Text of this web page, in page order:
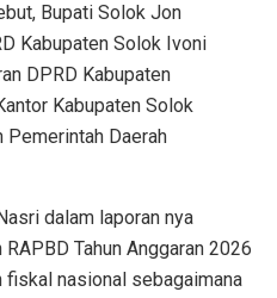
Bupati Solok Jon
Kabupaten Solok Ivoni
DPRD Kabupaten
Kabupaten Solok
Pemerintah Daerah
dalam laporan nya
Tahun Anggaran 2026
fiskal nasional sebagaimana